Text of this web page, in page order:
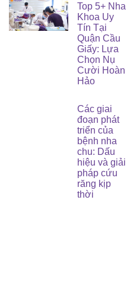
Top 5+ Nha
Khoa Uy
Tín Tại
Quận Cầu
Giấy: Lựa
Chọn Nụ
Cười Hoàn
Hảo
Các giai
đoạn phát
triển của
bệnh nha
chu: Dấu
hiệu và giải
pháp cứu
răng kịp
thời